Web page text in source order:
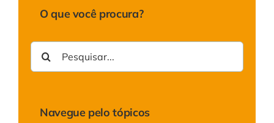
O que você procura?
Buscar
resultados
para:
Navegue pelo tópicos